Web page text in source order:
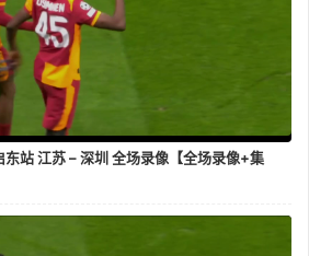
站 江苏 – 深圳 全场录像【全场录像+集